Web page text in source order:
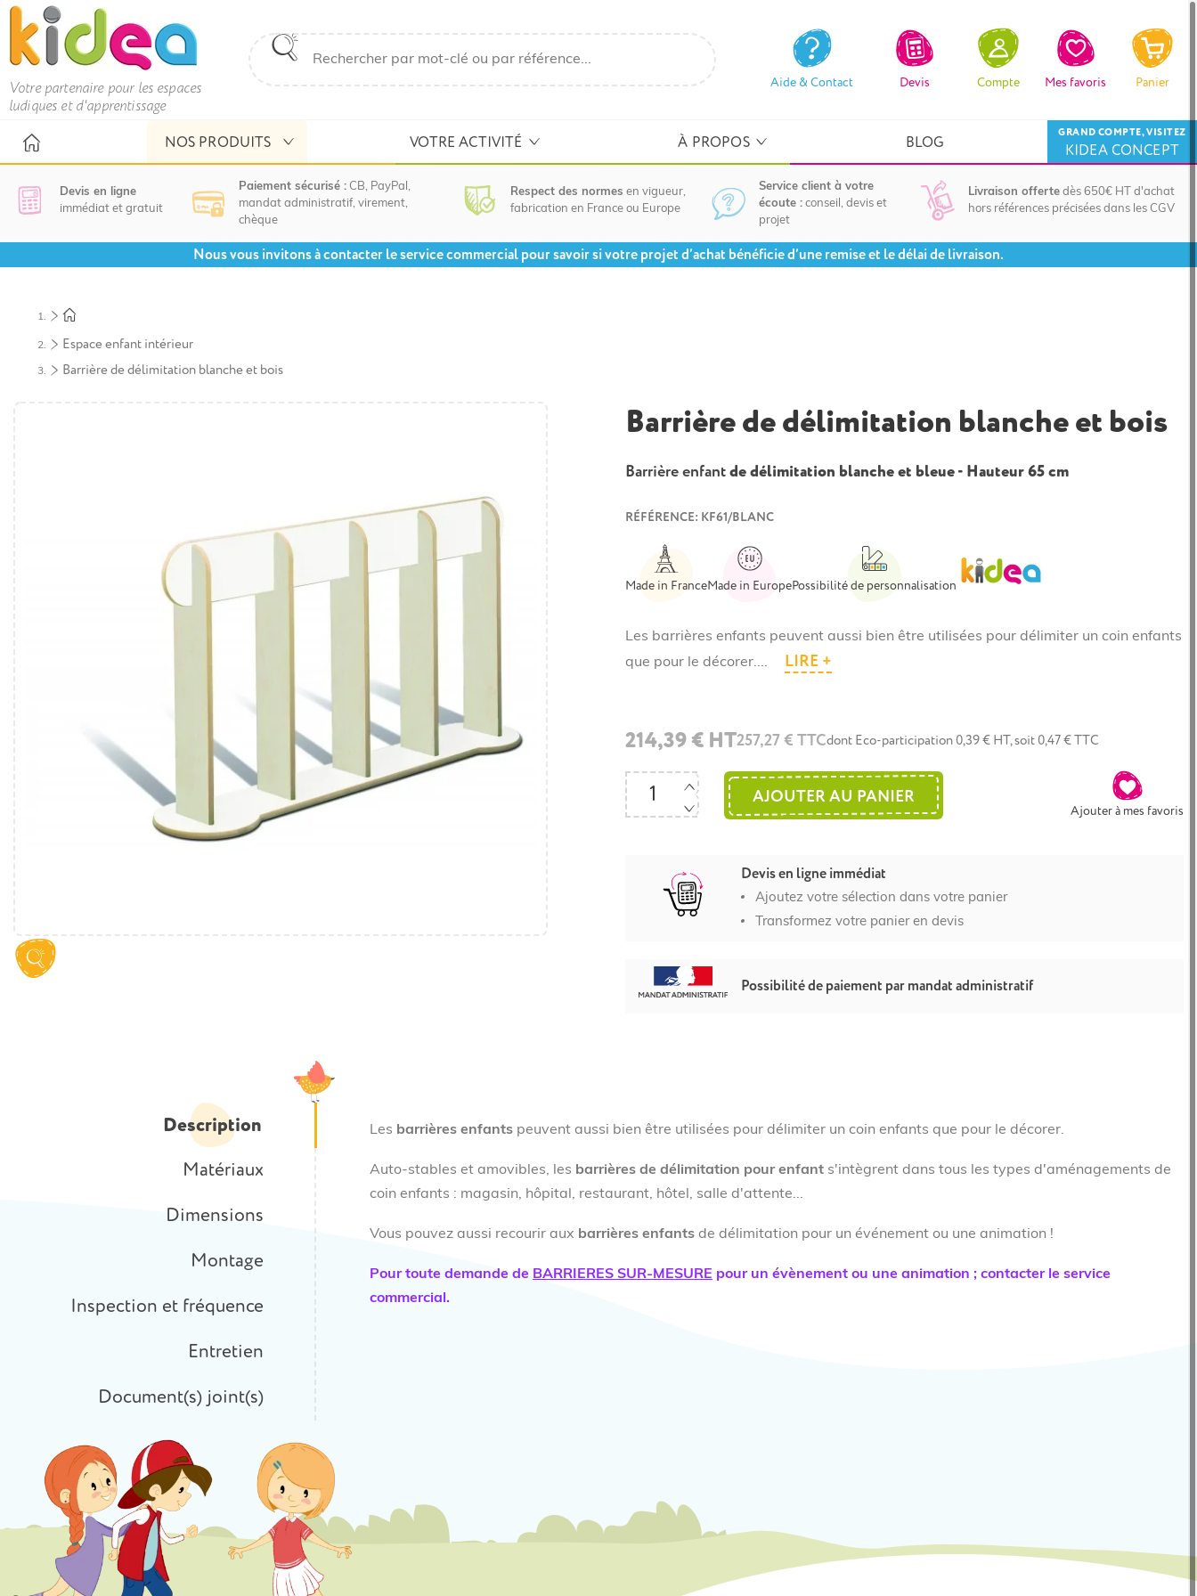
Votre partenaire pour les espaces
ludiques et d'apprentissage
Aide & Contact Devis Compte Mes favoris Panier
NOS PRODUITS VOTRE ACTIVITÉ À PROPOS BLOG KIDEA CONCEPT
GRAND COMPTE, VISITEZ
Devis en ligne
immédiat et gratuit
Paiement sécurisé : CB, PayPal,
mandat administratif, virement,
chèque
Respect des normes en vigueur,
fabrication en France ou Europe
Service client à votre
écoute : conseil, devis et
projet
Livraison offerte dès 650€ HT d'achat
hors références précisées dans les CGV
Nous vous invitons à contacter le service commercial pour savoir si votre projet d’achat bénéficie d’une remise et le délai de livraison.
Espace enfant intérieur
Barrière de délimitation blanche et bois
Barrière de délimitation blanche et bois
Barrière enfantde délimitation blanche et bleue - Hauteur 65 cm
RÉFÉRENCE: KF61/BLANC
Made in FranceMade in EuropePossibilité de personnalisation
Les barrières enfants peuvent aussi bien être utilisées pour délimiter un coin enfants
que pour le décorer....
LIRE +
214,39 € HT257,27 € TTCdont Eco-participation 0,39 € HT, soit 0,47 € TTC
AJOUTER AU PANIER
Ajouter à mes favoris
Devis en ligne immédiat
Ajoutez votre sélection dans votre panier
Transformez votre panier en devis
Possibilité de paiement par mandat administratif
Description
Matériaux
Dimensions
Montage
Inspection et fréquence
Entretien
Document(s) joint(s)
Les barrières enfants peuvent aussi bien être utilisées pour délimiter un coin enfants que pour le décorer.
Auto-stables et amovibles, les barrières de délimitation pour enfant s'intègrent dans tous les types d'aménagements de
coin enfants : magasin, hôpital, restaurant, hôtel, salle d'attente...
Vous pouvez aussi recourir aux barrières enfants de délimitation pour un événement ou une animation !
Pour toute demande de BARRIERES SUR-MESURE pour un évènement ou une animation ; contacter le service
commercial.